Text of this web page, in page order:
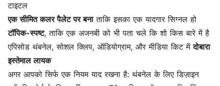
टाइटल
एक सीमित कलर पैलेट पर बनाताकि इसका एक यादगार सिग्नल हो
टॉपिक-स्पष्ट, ताकि एक अजनबी को भी पता चले कि शो किस बारे में है
एपिसोड थंबनेल, सोशल क्लिप, ऑडियोग्राम, और मीडिया किट मेंदोबारा
इस्तेमाल लायक
अगर आपको सिर्फ एक नियम याद रखना है: थंबनेल के लिए डिज़ाइन